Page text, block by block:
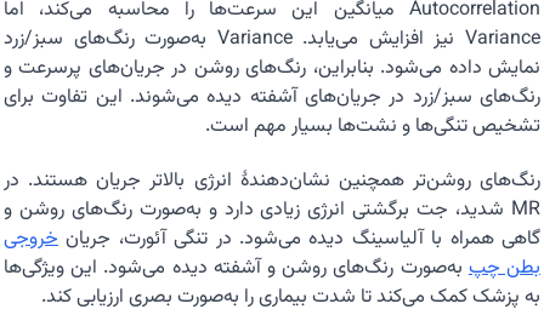
Autocorrelation میانگین این سرعت‌ها را محاسبه می‌کند، اما
Variance نیز افزایش می‌یابد. Variance به‌صورت رنگ‌های سبز/زرد
نمایش داده می‌شود. بنابراین، رنگ‌های روشن در جریان‌های پرسرعت و
رنگ‌های سبز/زرد در جریان‌های آشفته دیده می‌شوند. این تفاوت برای
تشخیص تنگی‌ها و نشت‌ها بسیار مهم است.
رنگ‌های روشن‌تر همچنین نشان‌دهندهٔ انرژی بالاتر جریان هستند. در
MR شدید، جت برگشتی انرژی زیادی دارد و به‌صورت رنگ‌های روشن و
گاهی همراه با آلیاسینگ دیده می‌شود. در تنگی آئورت، جریان خروجی
بطن چپبه‌صورت رنگ‌های روشن و آشفته دیده می‌شود. این ویژگی‌ها
به پزشک کمک می‌کند تا شدت بیماری را به‌صورت بصری ارزیابی کند.